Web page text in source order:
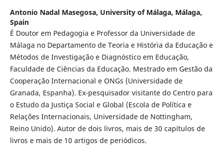
Antonio Nadal Masegosa, University of Málaga, Málaga,
Spain
É Doutor em Pedagogia e Professor da Universidade de
Málaga no Departamento de Teoria e História da Educação e
Métodos de Investigação e Diagnóstico em Educação,
Faculdade de Ciências da Educação. Mestrado em Gestão da
Cooperação Internacional e ONGs (Universidade de
Granada, Espanha). Ex-pesquisador visitante do Centro para
o Estudo da Justiça Social e Global (Escola de Política e
Relações Internacionais, Universidade de Nottingham,
Reino Unido). Autor de dois livros, mais de 30 capítulos de
livros e mais de 10 artigos de periódicos.